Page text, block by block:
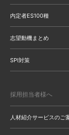
内定者ES100種
志望動機まとめ
SPI対策
採用担当者様へ
人材紹介サービスのご